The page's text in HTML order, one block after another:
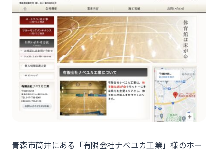
青森市筒井にある「有限会社ナベユカ工業」様のホー